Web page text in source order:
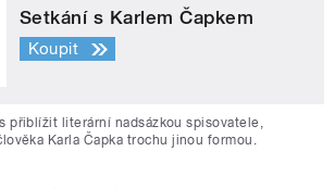
Setkání s Karlem Čapkem
Koupit
přiblížit literární nadsázkou spisovatele,
Karla Čapka trochu jinou formou.